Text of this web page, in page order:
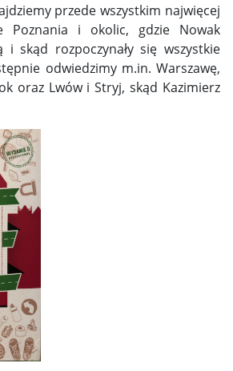
przede wszystkim najwięcej
Poznania i okolic, gdzie Nowak
i skąd rozpoczynały się wszystkie
odwiedzimy m.in. Warszawę,
oraz Lwów i Stryj, skąd Kazimierz